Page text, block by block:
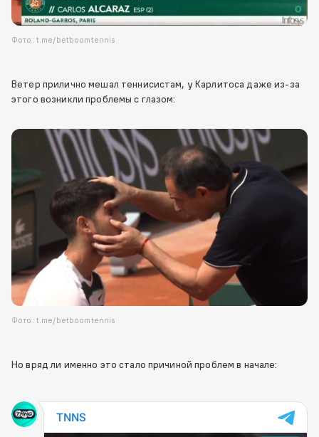
Фото: t.me/betboomtennis
Ветер прилично мешал теннисистам, у Карлитоса даже из-за
этого возникли проблемы с глазом:
Фото: t.me/betboomtennis
Но вряд ли именно это стало причиной проблем в начале: